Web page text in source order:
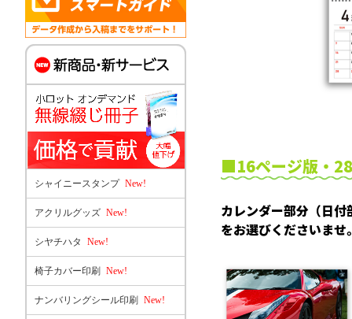
16ページ版・
カレンダー部分（日
をお選びくださいませ
シャイニースタンプ New!
アクリルグッズ New!
シヤチハタ New!
椅子カバー印刷 New!
ナンバリングシール印刷 New!